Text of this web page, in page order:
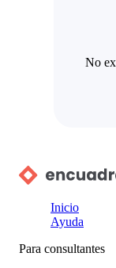
No
Inicio
Ayuda
Para consultantes